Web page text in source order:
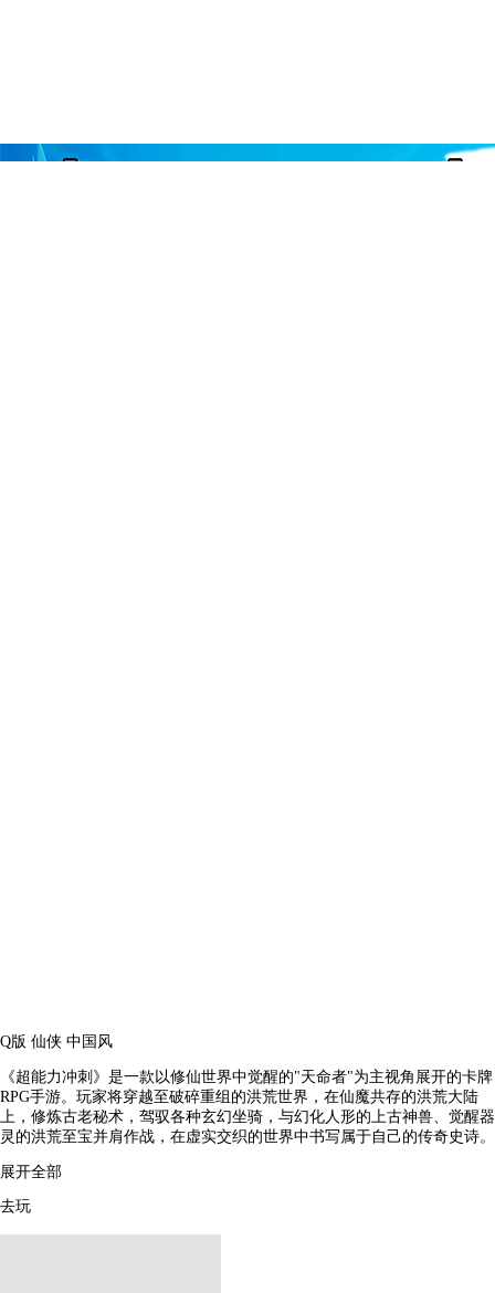
Q版 仙侠 中国风
《超能力冲刺》是一款以修仙世界中觉醒的"天命者"为主视角展开的卡牌
RPG手游。玩家将穿越至破碎重组的洪荒世界，在仙魔共存的洪荒大陆
上，修炼古老秘术，驾驭各种玄幻坐骑，与幻化人形的上古神兽、觉醒器
灵的洪荒至宝并肩作战，在虚实交织的世界中书写属于自己的传奇史诗。
展开全部
去玩